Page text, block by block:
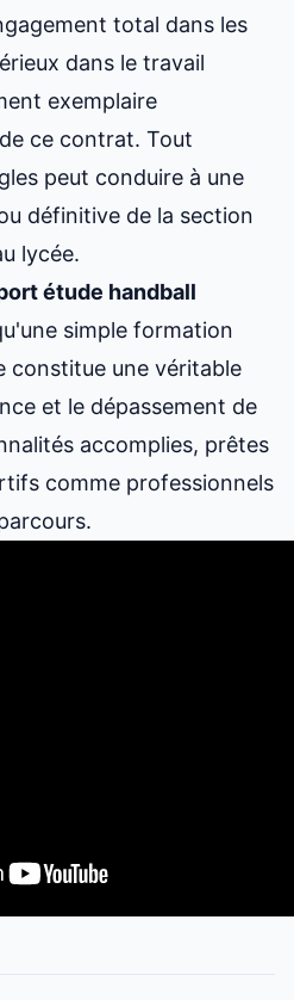
total dans les
dans le travail
exemplaire
ce contrat. Tout
peut conduire à une
définitive de la section
lycée.
étude handball
simple formation
constitue une véritable
et le dépassement de
accomplies, prêtes
comme professionnels